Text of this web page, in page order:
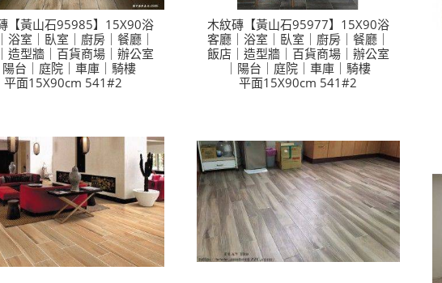
【黃山石95985】15X90浴
浴室｜臥室｜廚房｜餐廳｜
造型牆｜百貨商場｜辦公室
台｜庭院｜車庫｜騎樓
平面15X90cm 541#2
木紋磚【黃山石95977】15X90浴
客廳｜浴室｜臥室｜廚房｜餐廳｜
飯店｜造型牆｜百貨商場｜辦公室
｜陽台｜庭院｜車庫｜騎樓
平面15X90cm 541#2